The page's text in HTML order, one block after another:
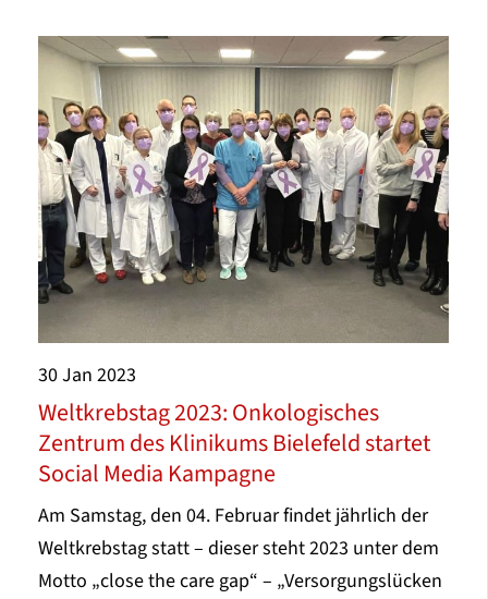
30Jan 2023
Weltkrebstag 2023: Onkologisches
Zentrum des Klinikums Bielefeld startet
Social Media Kampagne
Am Samstag, den 04. Februar findet jährlich der
Weltkrebstag statt – dieser steht 2023 unter dem
Motto „close the care gap“ – „Versorgungslücken